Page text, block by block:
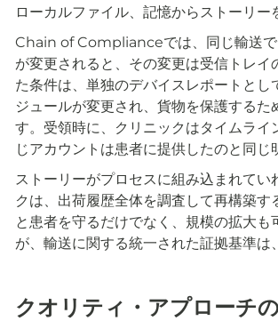
ローカルファイル、記憶からストーリー
Chain of Complianceでは、同じ輸送で
が変更されると、その変更は受信トレ
た条件は、単独のデバイスレポートと
ジュールが変更され、貨物を保護する
す。受領時に、クリニックはタイムラ
じアカウントは患者に提供したのと同じ
ストーリーがプロセスに組み込まれて
クは、出荷履歴全体を調査して再構築
と患者を守るだけでなく、規模の拡大
が、輸送に関する統一された証拠基準は
クオリティ・アプローチ